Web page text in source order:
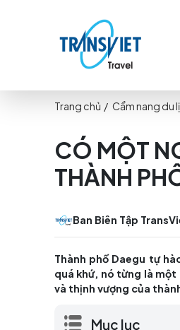
CÓ MỘT
THÀNH
Ban Biên Tập
Thành phố
quá khứ, nó từng